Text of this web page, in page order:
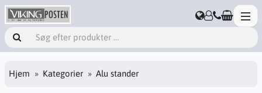
Hjem Kategorier Alu stander